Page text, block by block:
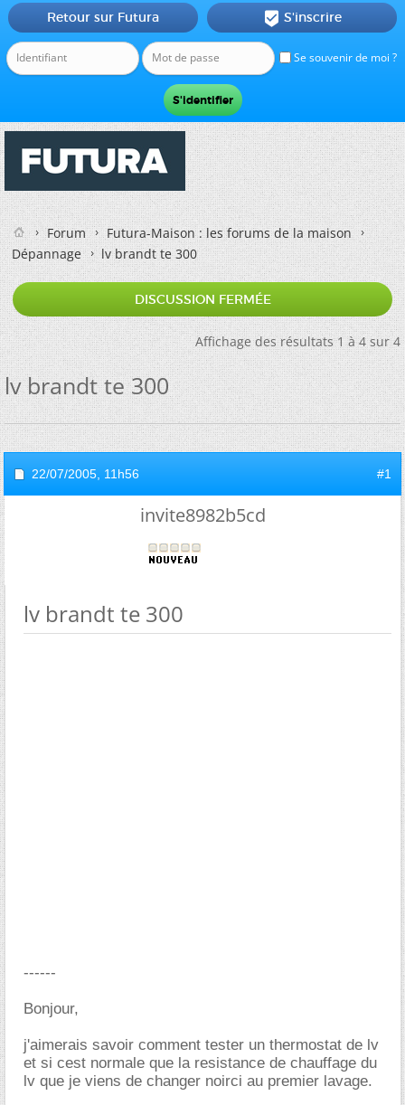
Se souvenir de moi ?
Retour sur Futura  S'inscrire
Forum
Futura-Maison : les forums de la maison
Dépannage
lv brandt te 300
DISCUSSION FERMÉE
Affichage des résultats 1 à 4 sur 4
lv brandt te 300
22/07/2005, 11h56 #1
invite8982b5cd
lv brandt te 300
------
Bonjour,
j'aimerais savoir comment tester un thermostat de lv
et si cest normale que la resistance de chauffage du
lv que je viens de changer noirci au premier lavage.